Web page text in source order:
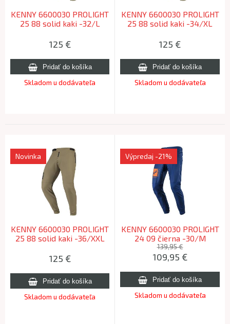
KENNY 6600030 PROLIGHT
25 88 solid kaki -32/L
125 €
Skladom u dodávateľa
KENNY 6600030 PROLIGHT
25 88 solid kaki -34/XL
125 €
Skladom u dodávateľa
KENNY 6600030 PROLIGHT
25 88 solid kaki -36/XXL
Novinka
125 €
Skladom u dodávateľa
KENNY 6600030 PROLIGHT
24 09 čierna -30/M
Výpredaj -21%
139,95 €
109,95 €
Skladom u dodávateľa